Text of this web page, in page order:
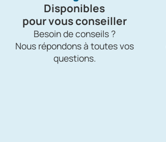
Disponibles
pour vous conseiller
Besoin de conseils ?
Nous répondons à toutes vos
questions.